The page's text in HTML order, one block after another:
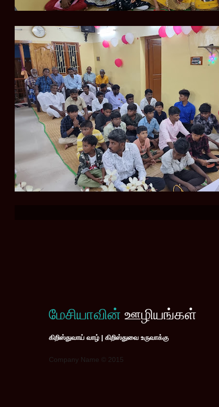
மேசியாவின் ஊழியங்கள்
கிறிஸ்துவாய் வாழ் | கிறிஸ்துவை உருவாக்கு
Company Name © 2015